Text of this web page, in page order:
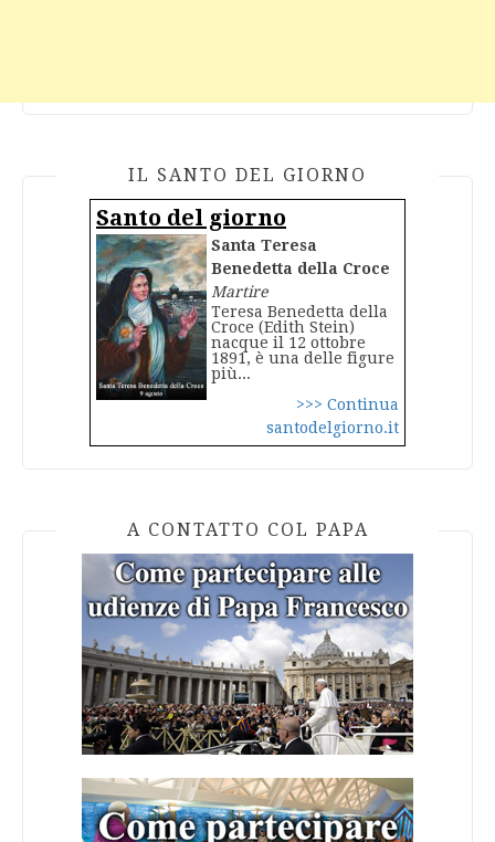
IL SANTO DEL GIORNO
Santo del giorno
Santa Teresa
Benedetta della Croce
Martire
Teresa Benedetta della
Croce (Edith Stein)
nacque il 12 ottobre
1891, è una delle figure
più...
>>> Continua
santodelgiorno.it
A CONTATTO COL PAPA